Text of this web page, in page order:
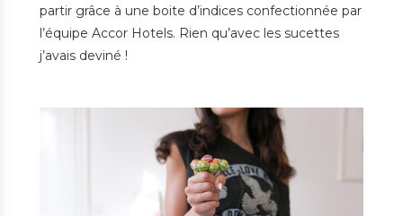
partir grâce à une boite d’indices confectionnée par
l’équipe Accor Hotels. Rien qu’avec les sucettes
j’avais deviné !